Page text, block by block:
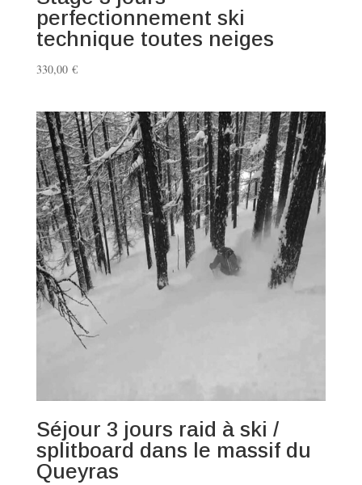
perfectionnement ski
technique toutes neiges
330,00 €
Séjour 3 jours raid à ski /
splitboard dans le massif du
Queyras